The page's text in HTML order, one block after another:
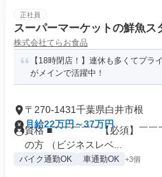
正社員
スーパーマーケットの鮮魚ス
株式会社てらお食品
【18時閉店！】連休も多くてプ
がメインで活躍中！
〒270-1431千葉県白井市根
月給22万円～37万円
資格 ■￣￣￣￣￣【必須】￣
の方 （ビジネスレベ...
バイク通勤OK 車通勤OK +3個